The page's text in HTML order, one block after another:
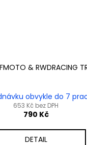
& RWDRACING
obvykle do 7
653 Kč bez DPH
790 Kč
DETAIL